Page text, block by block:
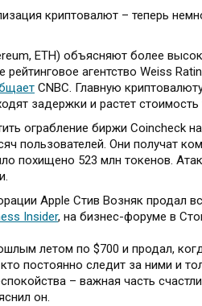
криптовалют – теперь
ETH) объясняют более
агентство Weiss
CNBC. Главную
задержки и растет стоимость
ограбление биржи Coincheck
пользователей. Они получат
похищено 523 млн токенов.
Apple Стив Возняк продал
Insider, на бизнес-форуме в
летом по $700 и продал,
постоянно следит за ними и
– важная часть
он.